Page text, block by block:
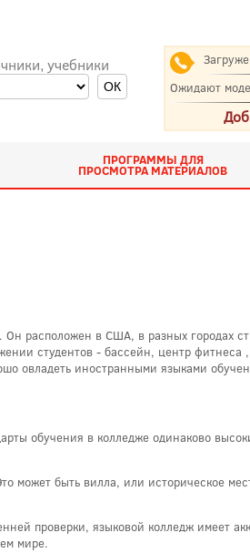
учебники
Ожидают
ПРОГРАММЫ ДЛЯ
ПРОСМОТРА МАТЕРИАЛОВ
расположен в США, в разных городах
студентов - бассейн, центр фитнеса
овладеть иностранными языками
обучения в колледже одинаково
может быть вилла, или историческое
проверки, языковой колледж имеет
мире.